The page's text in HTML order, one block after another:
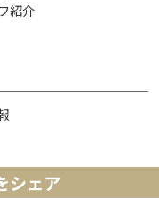
紹介
シェア